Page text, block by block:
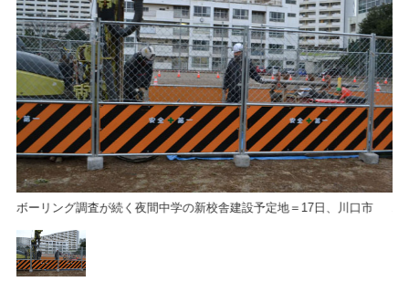
ボーリング調査が続く夜間中学の新校舎建設予定地＝17日、川口市